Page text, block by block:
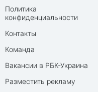
Политика
конфиденциальности
Контакты
Команда
Вакансии в РБК-Украина
Разместить рекламу